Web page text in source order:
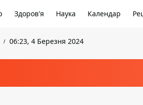
Здоров'я Наука Календар
06:23, 4 Березня 2024